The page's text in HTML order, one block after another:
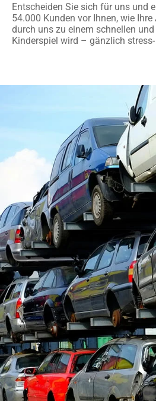
Entscheiden Sie sich für uns und
54.000 Kunden vor Ihnen, wie
durch uns zu einem schnellen
Kinderspiel wird – gänzlich